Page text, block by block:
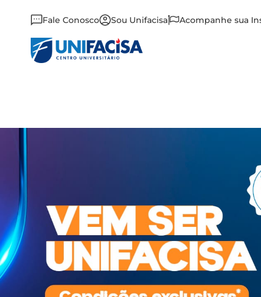
Fale Conosco Sou Unifacisa Acompanhe sua